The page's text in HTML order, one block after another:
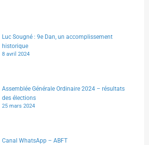
Luc Sougné : 9e Dan, un accomplissement
historique
8 avril 2024
Assemblée Générale Ordinaire 2024 – résultats
des élections
25 mars 2024
Canal WhatsApp – ABFT